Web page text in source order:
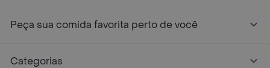
Peça sua comida favorita perto de você
Categorias